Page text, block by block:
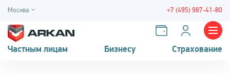
Москва +7 (495) 987-41-80
Частным лицам Бизнесу Страхование